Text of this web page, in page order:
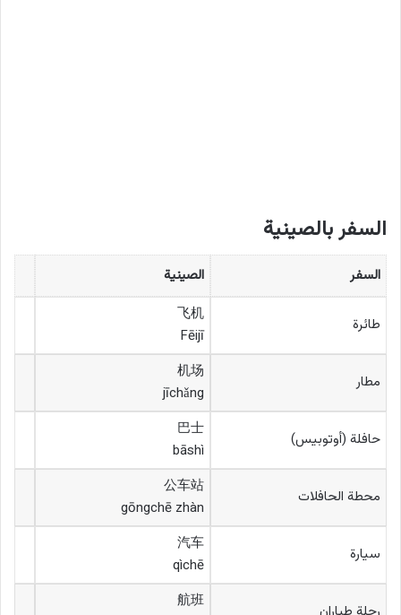
السفر بالصينية
السفر الصينية
طائرة
飞机
Fēijī
مطار
机场
jīchǎng
حافلة (أوتوبيس)
巴士
bāshì
محطة الحافلات
公车站
gōngchē zhàn
سيارة
汽车
qìchē
航班